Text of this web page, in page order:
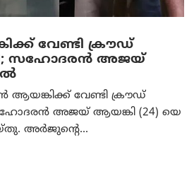
വേണ്ടി ക്രൗഡ്
സഹോദരന്‍ അജയ്
വേണ്ടി ക്രൗഡ്
അജയ് ആയങ്കി (24) യെ
അർജുന്റെ...